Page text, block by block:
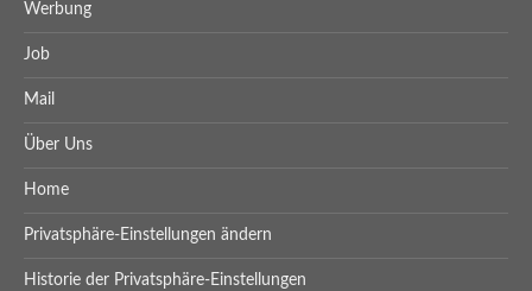
Werbung
Job
Mail
Über Uns
Home
Privatsphäre-Einstellungen ändern
Historie der Privatsphäre-Einstellungen